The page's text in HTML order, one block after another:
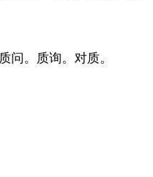
问。质询。对质。